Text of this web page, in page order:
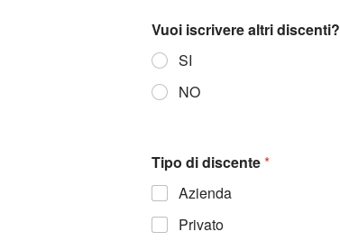
Vuoi iscrivere altri discenti?
SI
NO
Tipo di discente*
Azienda
Privato